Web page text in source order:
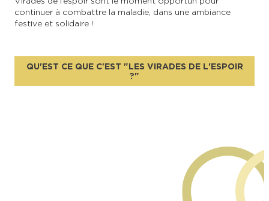
continuer à combattre la maladie, dans une ambiance
festive et solidaire !
QU'EST CE QUE C'EST "LES VIRADES DE L'ESPOIR
?"